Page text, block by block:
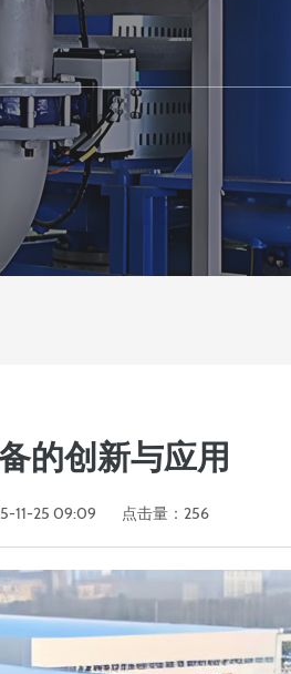
的创新与应用
11-25 09:09 点击量： 256